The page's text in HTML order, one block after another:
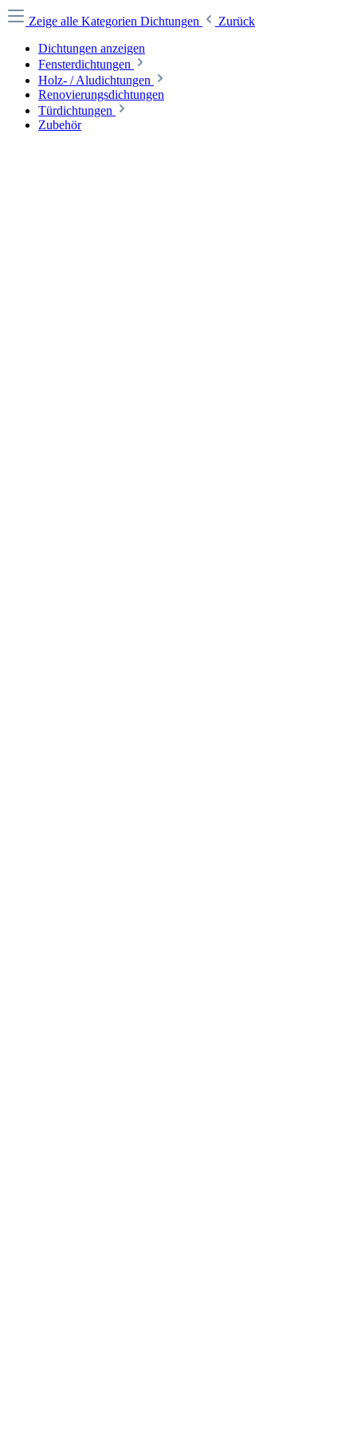
Zeige alle Kategorien Dichtungen
Zurück
Dichtungen anzeigen
Fensterdichtungen
Holz- / Aludichtungen
Renovierungsdichtungen
Türdichtungen
Zubehör